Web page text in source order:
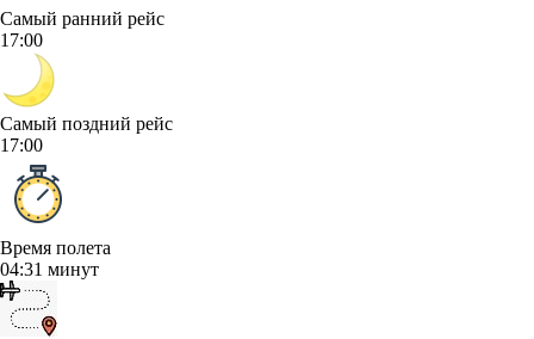
Самый ранний рейс
17:00
Самый поздний рейс
17:00
Время полета
04:31 минут